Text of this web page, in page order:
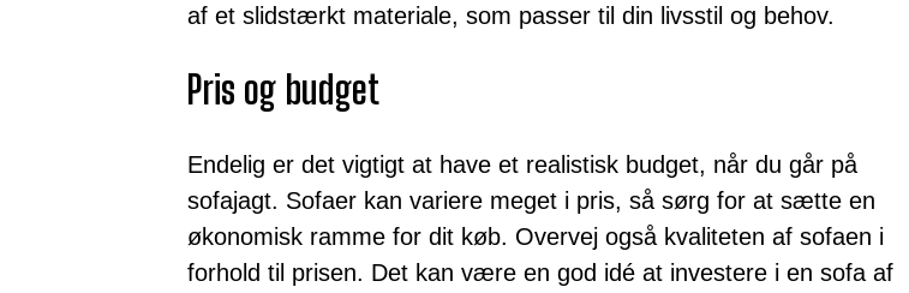
af et slidstærkt materiale, som passer til din livsstil og behov.
Pris og budget
Endelig er det vigtigt at have et realistisk budget, når du går på
sofajagt. Sofaer kan variere meget i pris, så sørg for at sætte en
økonomisk ramme for dit køb. Overvej også kvaliteten af sofaen i
forhold til prisen. Det kan være en god idé at investere i en sofa af